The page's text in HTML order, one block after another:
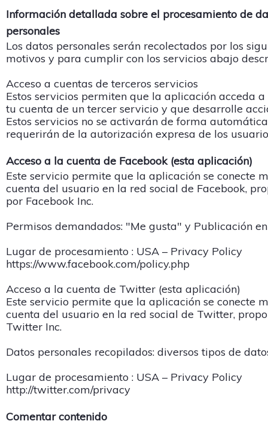
Información detallada sobre el procesamiento de
personales
Los datos personales serán recolectados por los
motivos y para cumplir con los servicios abajo
Acceso a cuentas de terceros servicios
Estos servicios permiten que la aplicación acceda a
tu cuenta de un tercer servicio y que desarrolle
Estos servicios no se activarán de forma
requerirán de la autorización expresa de los
Acceso a la cuenta de Facebook (esta aplicación)
Este servicio permite que la aplicación se conecte
cuenta del usuario en la red social de Facebook,
por Facebook Inc.
Permisos demandados: "Me gusta" y Publicación
Lugar de procesamiento : USA – Privacy Policy
https://www.facebook.com/policy.php
Acceso a la cuenta de Twitter (esta aplicación)
Este servicio permite que la aplicación se conecte
cuenta del usuario en la red social de Twitter,
Twitter Inc.
Datos personales recopilados: diversos tipos de
Lugar de procesamiento : USA – Privacy Policy
http://twitter.com/privacy
Comentar contenido